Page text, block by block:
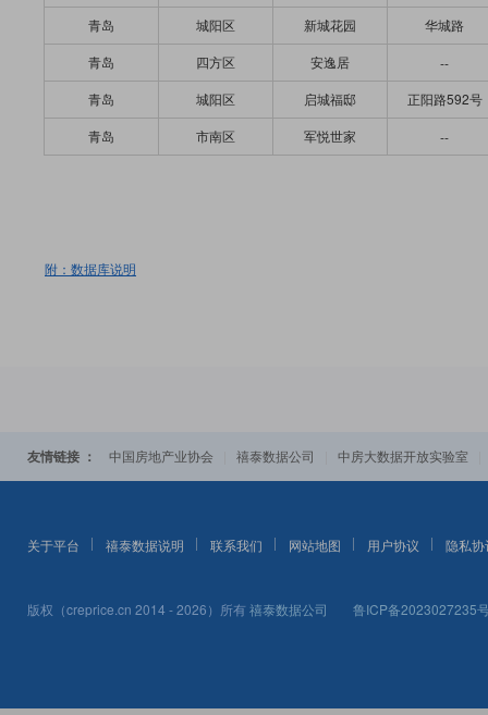
青岛
城阳区 新城花园
华城路
青岛
四方区 安逸居
--
青岛
城阳区 启城福邸
正阳路592号
青岛
市南区 军悦世家 --
附：数据库说明
友情链接 ： 中国房地产业协会 禧泰数据公司 中房大数据开放实验室
关于平台 禧泰数据说明 联系我们 网站地图 用户协议 隐私协
版权（creprice.cn 2014 - 2026）所有禧泰数据公司 鲁ICP备2023027235